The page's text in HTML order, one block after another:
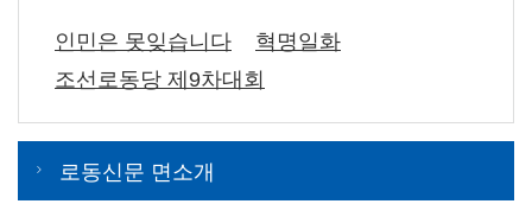
인민은 못잊습니다
혁명일화
조선로동당 제9차대회
로동신문 면소개